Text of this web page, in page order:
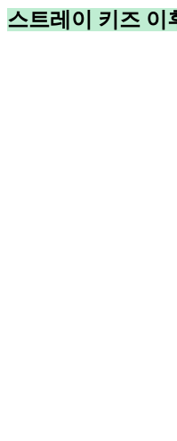
스트레이 키즈 이